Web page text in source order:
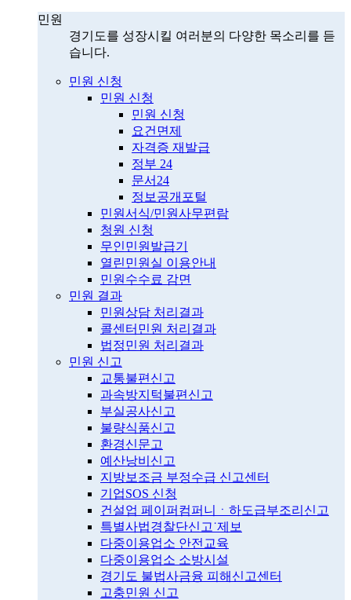
민원
경기도를 성장시킬 여러분의 다양한 목소리를 듣
습니다.
민원 신청
민원 신청
민원 신청
요건면제
자격증 재발급
정부 24
문서24
정보공개포털
민원서식/민원사무편람
청원 신청
무인민원발급기
열린민원실 이용안내
민원수수료 감면
민원 결과
민원상담 처리결과
콜센터민원 처리결과
법정민원 처리결과
민원 신고
교통불편신고
과속방지턱불편신고
부실공사신고
불량식품신고
환경신문고
예산낭비신고
지방보조금 부정수급 신고센터
기업SOS 신청
건설업 페이퍼컴퍼니ㆍ하도급부조리신고
특별사법경찰단신고˙제보
다중이용업소 안전교육
다중이용업소 소방시설
경기도 불법사금융 피해신고센터
고충민원 신고